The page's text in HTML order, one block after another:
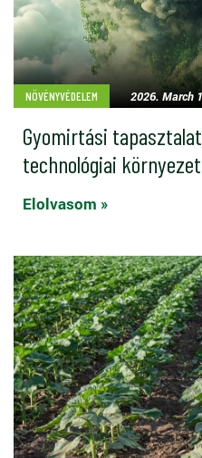
NÖVÉNYVÉDELEM 2026. March
Gyomirtási
technológiai
Elolvasom »